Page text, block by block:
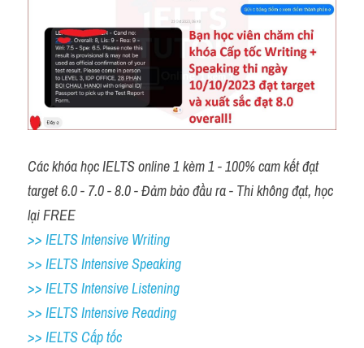
Các khóa học IELTS online 1 kèm 1 - 100% cam kết đạt
target 6.0 - 7.0 - 8.0 - Đảm bảo đầu ra - Thi không đạt, học
lại FREE
>> IELTS Intensive Writing
>> IELTS Intensive Speaking
>> IELTS Intensive Listening
>> IELTS Intensive Reading
>> IELTS Cấp tốc